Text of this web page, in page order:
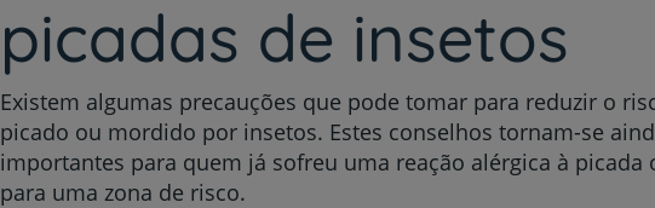
picadas de insetos
Existem algumas precauções que pode tomar para reduzir o
picado ou mordido por insetos. Estes conselhos tornam-se
importantes para quem já sofreu uma reação alérgica à picada
para uma zona de risco.